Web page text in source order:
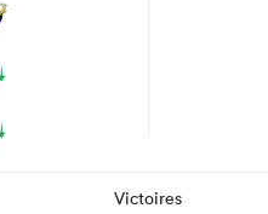
Victoires